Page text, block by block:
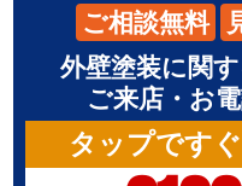
ご相談無料
外壁塗装に関
ご来店・お
タップです